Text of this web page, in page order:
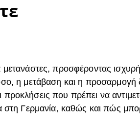
προσφέροντας
η μετάβαση και η προσαρμογή
που πρέπει να
στη Γερμανία, καθώς και πώς